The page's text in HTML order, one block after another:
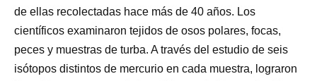
de ellas recolectadas hace más de 40 años. Los
científicos examinaron tejidos de osos polares, focas,
peces y muestras de turba. A través del estudio de seis
isótopos distintos de mercurio en cada muestra, lograron